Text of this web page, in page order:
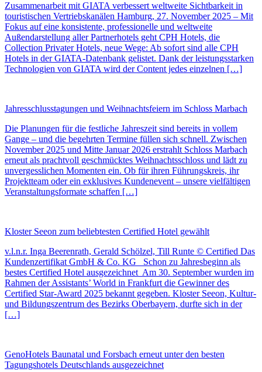
Zusammenarbeit mit GIATA verbessert weltweite Sichtbarkeit in
touristischen Vertriebskanälen Hamburg, 27. November 2025 – Mit
Fokus auf eine konsistente, professionelle und weltweite
Außendarstellung aller Partnerhotels geht CPH Hotels, die
Collection Privater Hotels, neue Wege: Ab sofort sind alle CPH
Hotels in der GIATA-Datenbank gelistet. Dank der leistungsstarken
Technologien von GIATA wird der Content jedes einzelnen […]
Jahresschlusstagungen und Weihnachtsfeiern im Schloss Marbach
Die Planungen für die festliche Jahreszeit sind bereits in vollem
Gange – und die begehrten Termine füllen sich schnell. Zwischen
November 2025 und Mitte Januar 2026 erstrahlt Schloss Marbach
erneut als prachtvoll geschmücktes Weihnachtsschloss und lädt zu
unvergesslichen Momenten ein. Ob für ihren Führungskreis, ihr
Projektteam oder ein exklusives Kundenevent – unsere vielfältigen
Veranstaltungsformate schaffen […]
Kloster Seeon zum beliebtesten Certified Hotel gewählt
v.l.n.r. Inga Beerenrath, Gerald Schölzel, Till Runte © Certified Das
Kundenzertifikat GmbH & Co. KG Schon zu Jahresbeginn als
bestes Certified Hotel ausgezeichnet Am 30. September wurden im
Rahmen der Assistants’ World in Frankfurt die Gewinner des
Certified Star-Award 2025 bekannt gegeben. Kloster Seeon, Kultur-
und Bildungszentrum des Bezirks Oberbayern, durfte sich in der
[…]
GenoHotels Baunatal und Forsbach erneut unter den besten
Tagungshotels Deutschlands ausgezeichnet